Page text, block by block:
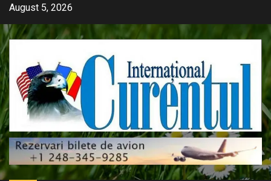
Skip
content
August 5, 2026